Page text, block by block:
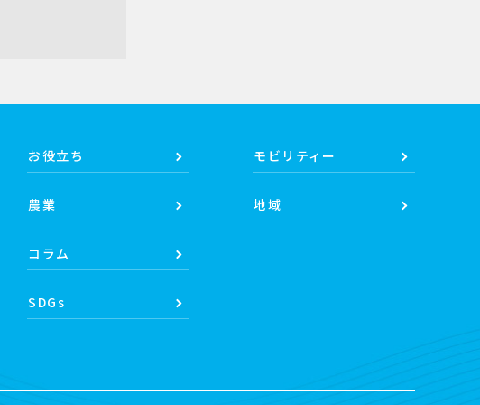
お役立ち
農業
コラム
SDGs
モビリティー
地域